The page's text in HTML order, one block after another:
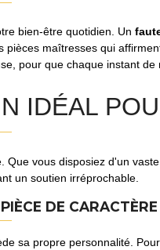
bien-être quotidien. Un
maîtresses qui
pour que chaque instant
IDÉAL
vous disposiez d'un
un soutien irréprochable.
DE CARACTÈRE
sa propre personnalité.